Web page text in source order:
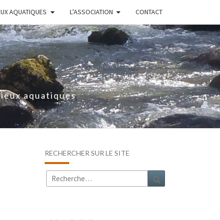
AQUATIQUES L’ASSOCIATION CONTACT
aquatiques
RECHERCHER SUR LE SITE
Rechercher :